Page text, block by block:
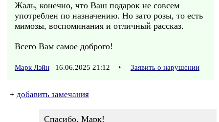
Жаль, конечно, что Ваш подарок не совсем
употреблен по назначению. Но зато розы, то есть
мимозы, воспоминания и отличный рассказ.
Всего Вам самое доброго!
Марк Лэйн 16.06.2025 21:12 • Заявить о нарушении
+ добавить замечания
Спасибо, Марк!